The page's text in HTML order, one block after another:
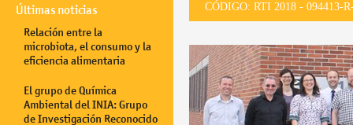
Últimas noticias
Relación entre la
microbiota, el consumo y la
eficiencia alimentaria
El grupo de Química
Ambiental del INIA: Grupo
de Investigación Reconocido
CÓDIGO: RTI 2018 - 094413-